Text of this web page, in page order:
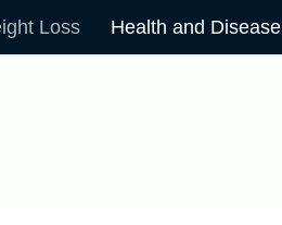
Loss Health and Disease